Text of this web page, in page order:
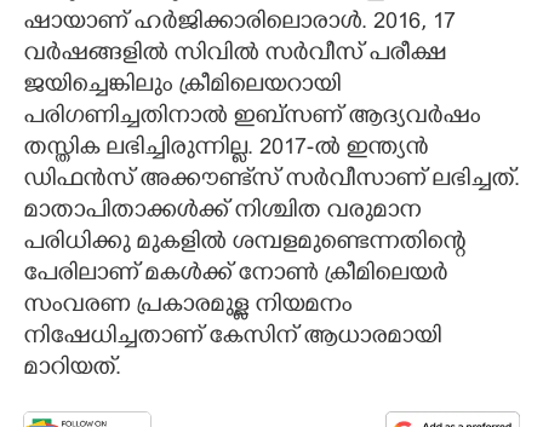
ഷായാണ് ഹർജിക്കാരിലൊരാൾ. 2016, 17
വർഷങ്ങളിൽ സിവിൽ സർവീസ് പരീക്ഷ
ജയിച്ചെങ്കിലും ക്രീമിലെയറായി
പരിഗണിച്ചതിനാൽ ഇബ്സണ് ആദ്യവർഷം
തസ്തിക ലഭിച്ചിരുന്നില്ല. 2017-ൽ ഇന്ത്യൻ
ഡിഫൻസ് അക്കൗണ്ട്‌സ് സർവീസാണ് ലഭിച്ചത്.
മാതാപിതാക്കൾക്ക് നിശ്ചിത വരുമാന
പരിധിക്കു മുകളിൽ ശമ്പളമുണ്ടെന്നതിന്റെ
പേരിലാണ് മകൾക്ക് നോൺ ക്രീമിലെയർ
സംവരണ പ്രകാരമുള്ള നിയമനം
നിഷേധിച്ചതാണ് കേസിന് ആധാരമായി
മാറിയത്.